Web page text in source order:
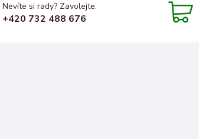
Nevíte si rady? Zavolejte.
+420 732 488 676